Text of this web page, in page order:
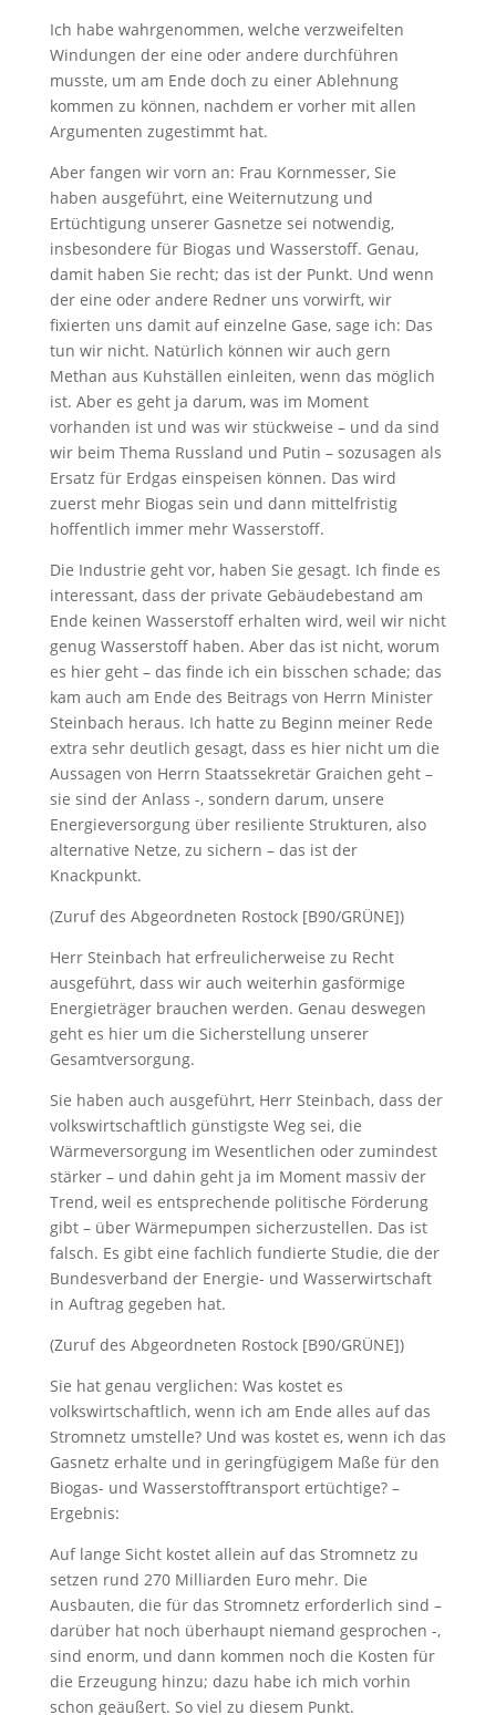
Ich habe wahrgenommen, welche verzweifelten
Windungen der eine oder andere durchführen
musste, um am Ende doch zu einer Ablehnung
kommen zu können, nachdem er vorher mit allen
Argumenten zugestimmt hat.
Aber fangen wir vorn an: Frau Kornmesser, Sie
haben ausgeführt, eine Weiternutzung und
Ertüchtigung unserer Gasnetze sei notwendig,
insbesondere für Biogas und Wasserstoff. Genau,
damit haben Sie recht; das ist der Punkt. Und wenn
der eine oder andere Redner uns vorwirft, wir
fixierten uns damit auf einzelne Gase, sage ich: Das
tun wir nicht. Natürlich können wir auch gern
Methan aus Kuhställen einleiten, wenn das möglich
ist. Aber es geht ja darum, was im Moment
vorhanden ist und was wir stückweise – und da sind
wir beim Thema Russland und Putin – sozusagen als
Ersatz für Erdgas einspeisen können. Das wird
zuerst mehr Biogas sein und dann mittelfristig
hoffentlich immer mehr Wasserstoff.
Die Industrie geht vor, haben Sie gesagt. Ich finde es
interessant, dass der private Gebäudebestand am
Ende keinen Wasserstoff erhalten wird, weil wir nicht
genug Wasserstoff haben. Aber das ist nicht, worum
es hier geht – das finde ich ein bisschen schade; das
kam auch am Ende des Beitrags von Herrn Minister
Steinbach heraus. Ich hatte zu Beginn meiner Rede
extra sehr deutlich gesagt, dass es hier nicht um die
Aussagen von Herrn Staatssekretär Graichen geht –
sie sind der Anlass -, sondern darum, unsere
Energieversorgung über resiliente Strukturen, also
alternative Netze, zu sichern – das ist der
Knackpunkt.
(Zuruf des Abgeordneten Rostock [B90/GRÜNE])
Herr Steinbach hat erfreulicherweise zu Recht
ausgeführt, dass wir auch weiterhin gasförmige
Energieträger brauchen werden. Genau deswegen
geht es hier um die Sicherstellung unserer
Gesamtversorgung.
Sie haben auch ausgeführt, Herr Steinbach, dass der
volkswirtschaftlich günstigste Weg sei, die
Wärmeversorgung im Wesentlichen oder zumindest
stärker – und dahin geht ja im Moment massiv der
Trend, weil es entsprechende politische Förderung
gibt – über Wärmepumpen sicherzustellen. Das ist
falsch. Es gibt eine fachlich fundierte Studie, die der
Bundesverband der Energie- und Wasserwirtschaft
in Auftrag gegeben hat.
(Zuruf des Abgeordneten Rostock [B90/GRÜNE])
Sie hat genau verglichen: Was kostet es
volkswirtschaftlich, wenn ich am Ende alles auf das
Stromnetz umstelle? Und was kostet es, wenn ich das
Gasnetz erhalte und in geringfügigem Maße für den
Biogas- und Wasserstofftransport ertüchtige? –
Ergebnis:
Auf lange Sicht kostet allein auf das Stromnetz zu
setzen rund 270 Milliarden Euro mehr. Die
Ausbauten, die für das Stromnetz erforderlich sind –
darüber hat noch überhaupt niemand gesprochen -,
sind enorm, und dann kommen noch die Kosten für
die Erzeugung hinzu; dazu habe ich mich vorhin
schon geäußert. So viel zu diesem Punkt.